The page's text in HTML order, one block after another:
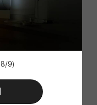
연구원입니다.
9)